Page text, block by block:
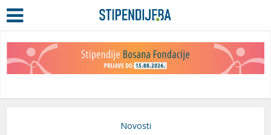
Novosti